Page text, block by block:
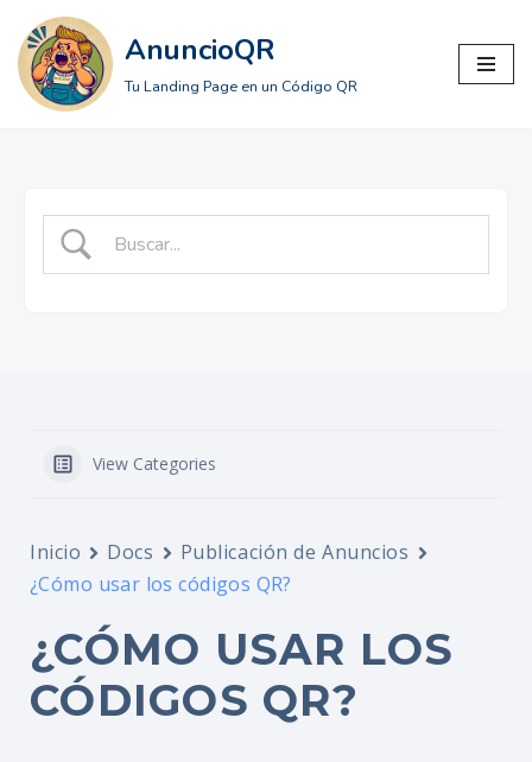
Saltar
al
AnuncioQR
Tu Landing Page en un Código QR
View Categories
Inicio Docs
Publicación de Anuncios
¿Cómo usar los códigos QR?
¿CÓMO USAR LOS
CÓDIGOS QR?